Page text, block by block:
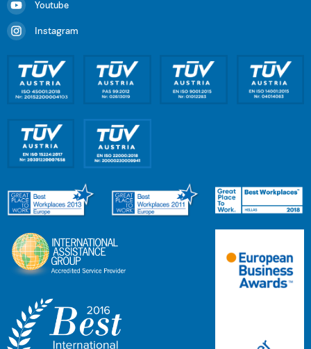
Youtube
Instagram